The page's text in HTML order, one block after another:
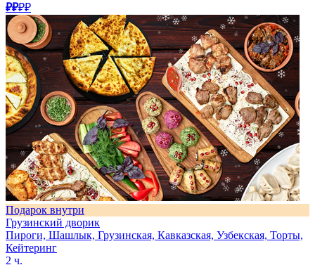
₽₽₽₽
Подарок внутри
Грузинский дворик
Пироги, Шашлык, Грузинская, Кавказская, Узбекская, Торты,
Кейтеринг
2 ч.